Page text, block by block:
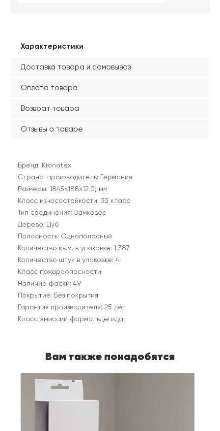
Характеристики
Доставка товара и самовывоз
Оплата товара
Возврат товара
Отзывы о товаре
Бренд: Kronotex
Страна-производитель: Германия
Размеры: 1845х188х12.0; мм
Класс износостойкости: 33 класс
Тип соединения: Замковое
Дерево: Дуб
Полосность: Однополосный
Количество кв.м. в упаковке: 1,387
Количество штук в упаковке: 4
Класс пожароопасности:
Наличие фаски: 4V
Покрытие: Без покрытия
Гарантия производителя: 25 лет
Класс эмиссии формальдегида:
Вам также понадобятся